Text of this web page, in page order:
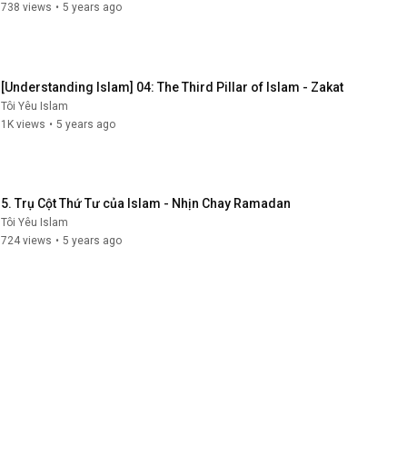
738 views • 5 years ago
[Understanding Islam] 04: The Third Pillar of Islam - Zakat
Tôi Yêu Islam
1K views • 5 years ago
5. Trụ Cột Thứ Tư của Islam - Nhịn Chay Ramadan
Tôi Yêu Islam
724 views • 5 years ago